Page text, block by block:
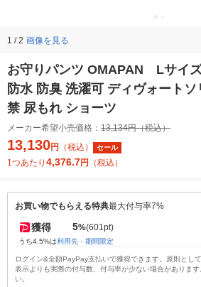
1 / 2 画像を見る
お守りパンツ OMAPAN Lサイズ
防水 防臭 洗濯可 ディヴォート
禁 尿もれ ショーツ
メーカー希望小売価格： 13,134円（税込）
13,130円 （税込） セール
1つあたり 4,376.7円 （税込）
お買い物でもらえる特典最大付与率7%
獲得 5%(601pt)
うち4.5%は利用先・期間限定
ログイン&全額PayPay支払いで獲得できます。原則とし
表示よりも実際の付与数、付与率が少ない場合がありま
い。